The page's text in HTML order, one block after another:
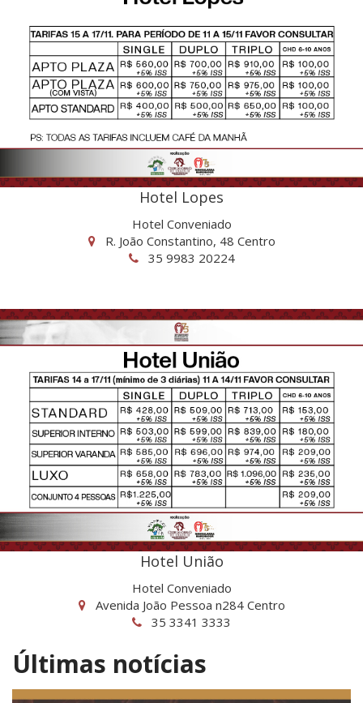
Hotel Lopes
Hotel Conveniado
R. João Constantino, 48 Centro
35 9983 20224
Hotel União
Hotel Conveniado
Avenida João Pessoa n284 Centro
35 3341 3333
Últimas notícias